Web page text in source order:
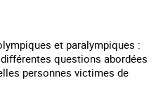
et paralympiques :
questions abordées
personnes victimes de